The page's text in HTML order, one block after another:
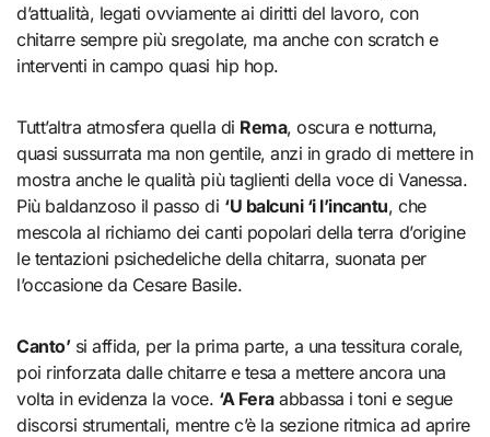
d’attualità, legati ovviamente ai diritti del lavoro, con
chitarre sempre più sregolate, ma anche con scratch e
interventi in campo quasi hip hop.
Tutt’altra atmosfera quella di Rema, oscura e notturna,
quasi sussurrata ma non gentile, anzi in grado di mettere in
mostra anche le qualità più taglienti della voce di Vanessa.
Più baldanzoso il passo di ‘U balcuni ‘i l’incantu, che
mescola al richiamo dei canti popolari della terra d’origine
le tentazioni psichedeliche della chitarra, suonata per
l’occasione da Cesare Basile.
Canto’si affida, per la prima parte, a una tessitura corale,
poi rinforzata dalle chitarre e tesa a mettere ancora una
volta in evidenza la voce. ‘A Feraabbassa i toni e segue
discorsi strumentali, mentre c’è la sezione ritmica ad aprire